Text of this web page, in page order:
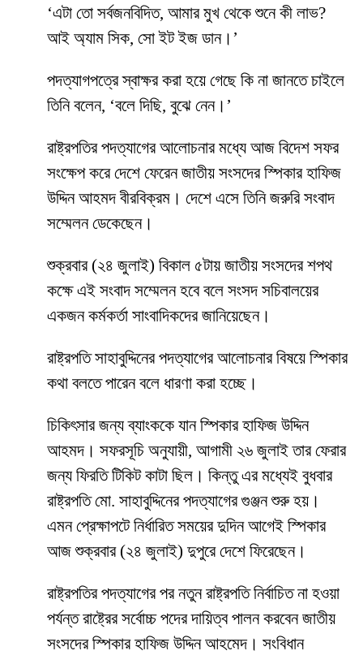
‘এটা তো সর্বজনবিদিত, আমার মুখ থেকে শুনে কী লাভ?
আই অ্যাম সিক, সো ইট ইজ ডান।’
পদত্যাগপত্রে স্বাক্ষর করা হয়ে গেছে কি না জানতে চাইলে
তিনি বলেন, ‘বলে দিছি, বুঝে নেন।’
রাষ্ট্রপতির পদত্যাগের আলোচনার মধ্যে আজ বিদেশ সফর
সংক্ষেপ করে দেশে ফেরেন জাতীয় সংসদের স্পিকার হাফিজ
উদ্দিন আহমদ বীরবিক্রম। দেশে এসে তিনি জরুরি সংবাদ
সম্মেলন ডেকেছেন।
শুক্রবার (২৪ জুলাই) বিকাল ৫টায় জাতীয় সংসদের শপথ
কক্ষে এই সংবাদ সম্মেলন হবে বলে সংসদ সচিবালয়ের
একজন কর্মকর্তা সাংবাদিকদের জানিয়েছেন।
রাষ্ট্রপতি সাহাবুদ্দিনের পদত্যাগের আলোচনার বিষয়ে স্পিকার
কথা বলতে পারেন বলে ধারণা করা হচ্ছে।
চিকিৎসার জন্য ব্যাংককে যান স্পিকার হাফিজ উদ্দিন
আহমদ। সফরসূচি অনুযায়ী, আগামী ২৬ জুলাই তার ফেরার
জন্য ফিরতি টিকিট কাটা ছিল। কিন্তু এর মধ্যেই বুধবার
রাষ্ট্রপতি মো. সাহাবুদ্দিনের পদত্যাগের গুঞ্জন শুরু হয়।
এমন প্রেক্ষাপটে নির্ধারিত সময়ের দুদিন আগেই স্পিকার
আজ শুক্রবার (২৪ জুলাই) দুপুরে দেশে ফিরেছেন।
রাষ্ট্রপতির পদত্যাগের পর নতুন রাষ্ট্রপতি নির্বাচিত না হওয়া
পর্যন্ত রাষ্ট্রের সর্বোচ্চ পদের দায়িত্ব পালন করবেন জাতীয়
সংসদের স্পিকার হাফিজ উদ্দিন আহমেদ। সংবিধান